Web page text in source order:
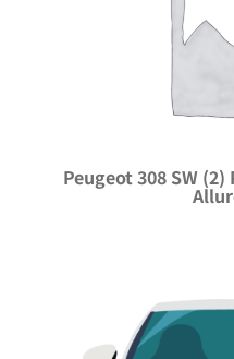
Peugeot 308 SW (2)